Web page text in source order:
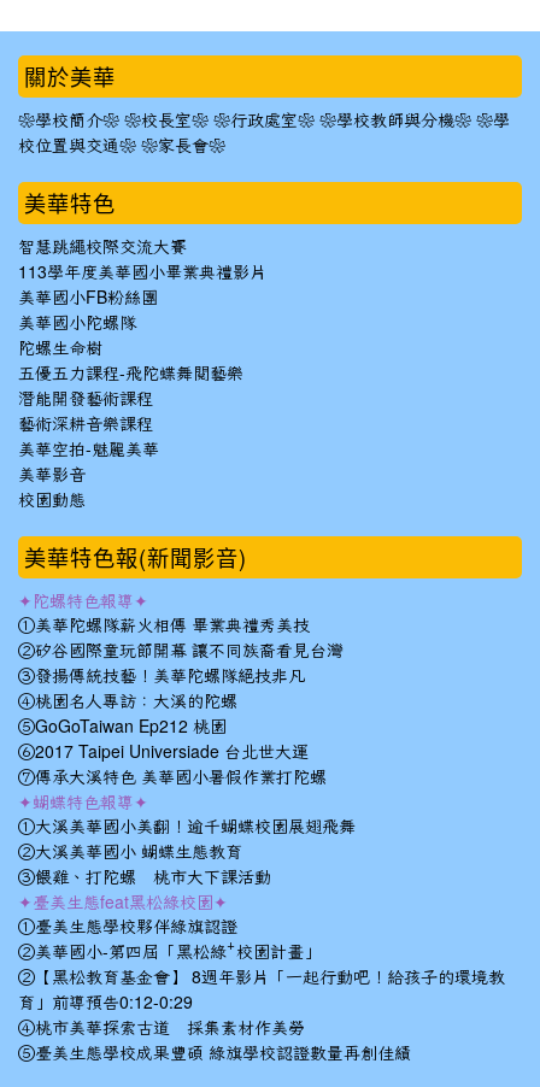
::: 關於美華
❀學校簡介❀ ❀校長室❀ ❀行政處室❀ ❀學校教師與分機❀ ❀學
校位置與交通❀ ❀家長會❀
美華特色
智慧跳繩校際交流大賽
113學年度美華國小畢業典禮影片
美華國小FB粉絲團
美華國小陀螺隊
陀螺生命樹
五優五力課程-飛陀蝶舞閱藝樂
潛能開發藝術課程
藝術深耕音樂課程
美華空拍-魅麗美華
美華影音
校園動態
美華特色報(新聞影音)
✦陀螺特色報導✦
①美華陀螺隊薪火相傳 畢業典禮秀美技
②矽谷國際童玩節開幕 讓不同族裔看見台灣
③發揚傳統技藝！美華陀螺隊絕技非凡
④桃園名人專訪：大溪的陀螺
⑤GoGoTaiwan Ep212 桃園
⑥2017 Taipei Universiade 台北世大運
⑦傳承大溪特色 美華國小暑假作業打陀螺
✦蝴蝶特色報導✦
①大溪美華國小美翻！逾千蝴蝶校園展翅飛舞
②大溪美華國小 蝴蝶生態教育
③餵雞、打陀螺 桃市大下課活動
✦臺美生態feat黑松綠校園✦
①臺美生態學校夥伴綠旗認證
②美華國小-第四屆「黑松綠⁺校園計畫」
②【黑松教育基金會】 8週年影片「一起行動吧！給孩子的環境教
育」前導預告0:12-0:29
④桃市美華探索古道 採集素材作美勞
⑤臺美生態學校成果豐碩 綠旗學校認證數量再創佳績